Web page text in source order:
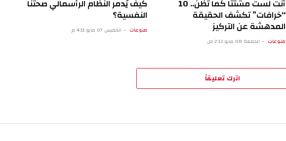
أنت لست مشتتا كما تظن.. 10
“خرافات” تكشف الحقيقة
المدهشة عن التركيز
منوعات الجمعة 08 مايو 2:13 ص
كيف يُدمر النظام الرأسمالي صحتنا
النفسية؟
منوعات الخميس 07 مايو 4:11 م
اترك تعليقاً